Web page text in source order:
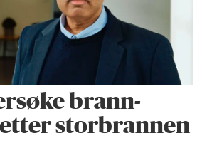
brann­
storbrannen